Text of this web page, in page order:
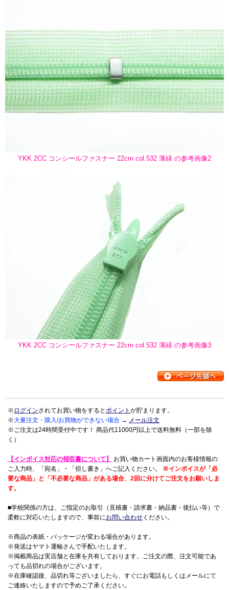
YKK 2CC コンシールファスナー 22cm col.532 薄緑 の参考画像2
YKK 2CC コンシールファスナー 22cm col.532 薄緑 の参考画像3
※ ログインされてお買い物をするとポイント が貯まります。
※大量注文・購入/お買物ができない場合 → メール注文
※ご注文は24時間受付中です！ 商品代11000円以上で送料無料（一部を除
く）
【インボイス対応の領収書について】
お買い物カート画面内のお客様情報の
ご入力時、「宛名」・「但し書き」へご記入ください。 ※インボイスが「必
要な商品」と「不必要な商品」がある場合、2回に分けてご注文をお願いしま
す。
■学校関係の方は、ご指定のお取引（見積書・請求書・納品書・後払い等）で
柔軟に対応いたしますので、事前にお問い合わせ ください。
※商品の表紙・パッケージが変わる場合があります。
※発送はヤマト運輸さんで手配いたします。
※掲載商品は実店舗と在庫を共有しております。ご注文の際、注文可能であ
っても品切れの場合がございます。
※在庫確認後、品切れ等ございましたら、すぐにお電話もしくはメールにて
ご連絡いたしますので予めご了承ください。